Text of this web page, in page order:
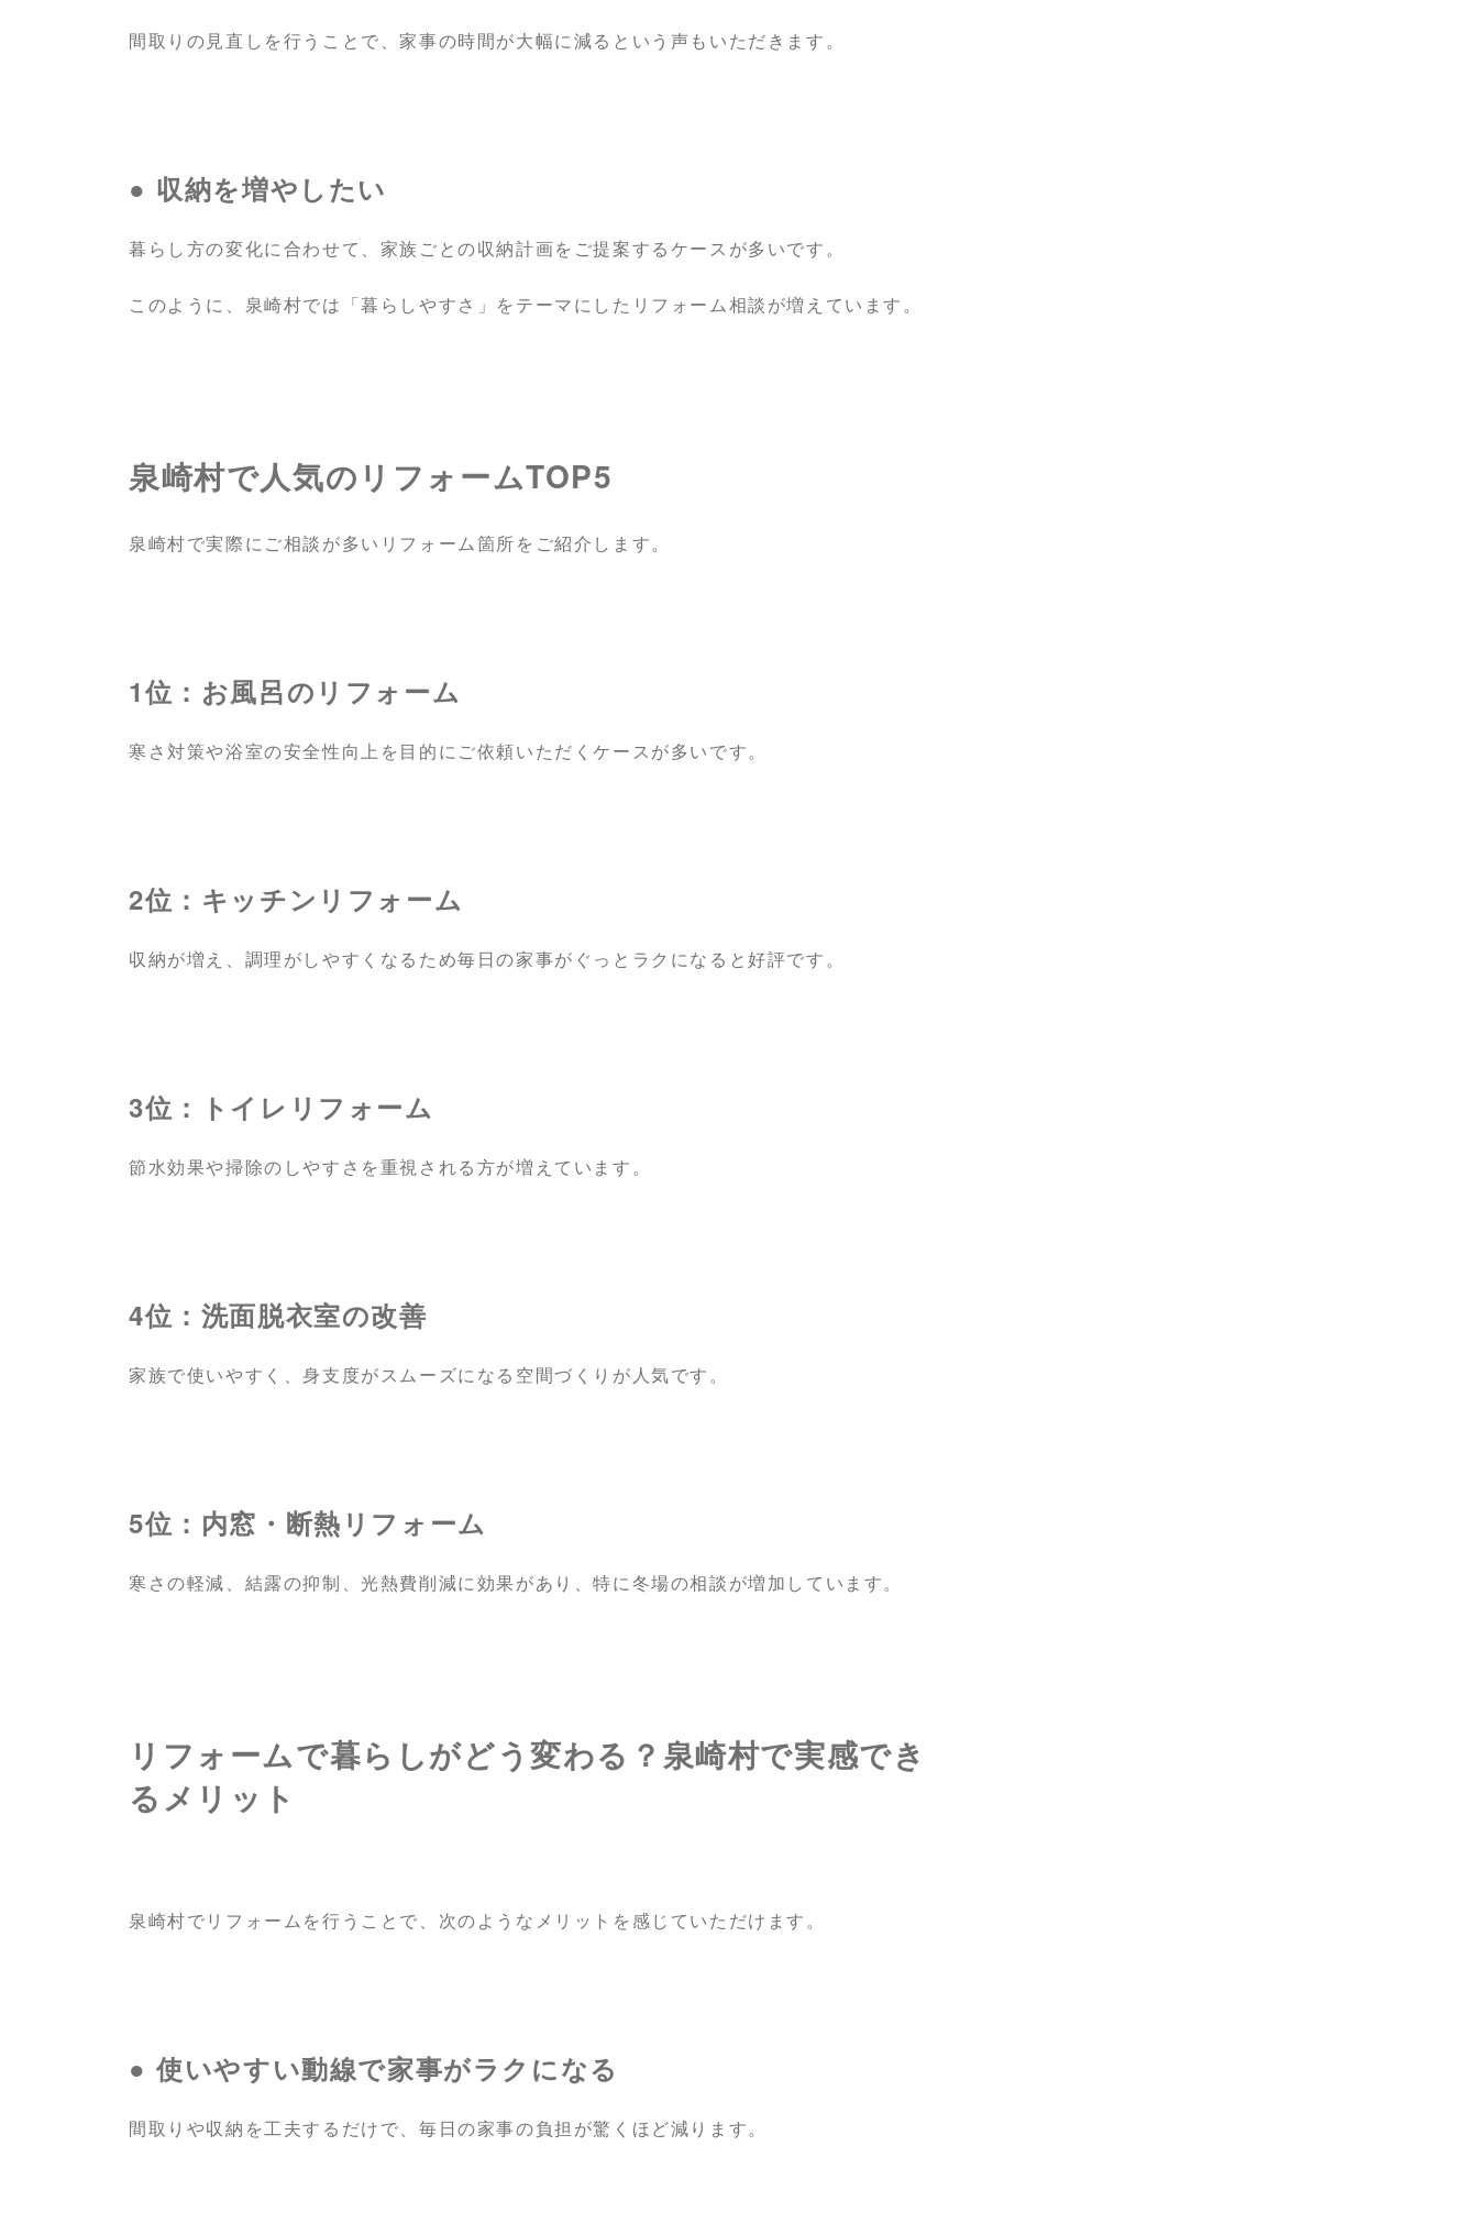
間取りの見直しを行うことで、家事の時間が大幅に減るという声もいただきます。
● 収納を増やしたい
暮らし方の変化に合わせて、家族ごとの収納計画をご提案するケースが多いです。
このように、泉崎村では「暮らしやすさ」をテーマにしたリフォーム相談が増えています。
泉崎村で人気のリフォームTOP5
泉崎村で実際にご相談が多いリフォーム箇所をご紹介します。
1位：お風呂のリフォーム
寒さ対策や浴室の安全性向上を目的にご依頼いただくケースが多いです。
2位：キッチンリフォーム
収納が増え、調理がしやすくなるため毎日の家事がぐっとラクになると好評です。
3位：トイレリフォーム
節水効果や掃除のしやすさを重視される方が増えています。
4位：洗面脱衣室の改善
家族で使いやすく、身支度がスムーズになる空間づくりが人気です。
5位：内窓・断熱リフォーム
寒さの軽減、結露の抑制、光熱費削減に効果があり、特に冬場の相談が増加しています。
リフォームで暮らしがどう変わる？泉崎村で実感でき
るメリット
泉崎村でリフォームを行うことで、次のようなメリットを感じていただけます。
● 使いやすい動線で家事がラクになる
間取りや収納を工夫するだけで、毎日の家事の負担が驚くほど減ります。